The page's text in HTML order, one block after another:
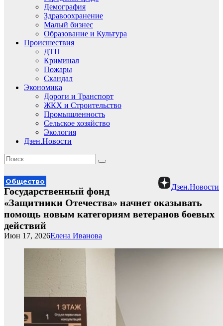
Демография
Здравоохранение
Малый бизнес
Образование и Культура
Происшествия
ДТП
Криминал
Пожары
Скандал
Экономика
Дороги и Транспорт
ЖКХ и Строительство
Промышленность
Сельское хозяйство
Экология
Дзен.Новости
Дзен.Новости
Общество
Государственный фонд
«Защитники Отечества» начнет оказывать
помощь новым категориям ветеранов боевых
действий
Елена Иванова
Июн 17, 2026